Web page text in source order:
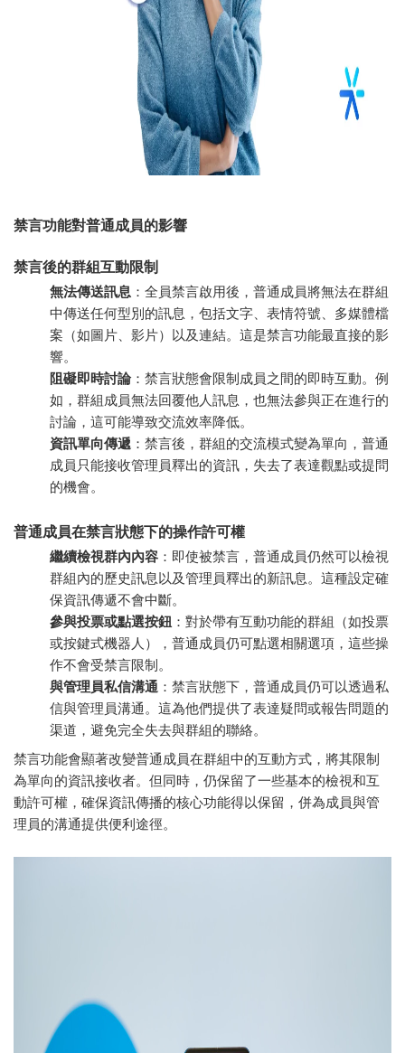
禁言功能對普通成員的影響
禁言後的群組互動限制
無法傳送訊息 ：全員禁言啟用後，普通成員將無法在群組
中傳送任何型別的訊息，包括文字、表情符號、多媒體檔
案（如圖片、影片）以及連結。這是禁言功能最直接的影
響。
阻礙即時討論：禁言狀態會限制成員之間的即時互動。例
如，群組成員無法回覆他人訊息，也無法參與正在進行的
討論，這可能導致交流效率降低。
資訊單向傳遞 ：禁言後，群組的交流模式變為單向，普通
成員只能接收管理員釋出的資訊，失去了表達觀點或提問
的機會。
普通成員在禁言狀態下的操作許可權
繼續檢視群內內容 ：即使被禁言，普通成員仍然可以檢視
群組內的歷史訊息以及管理員釋出的新訊息。這種設定確
保資訊傳遞不會中斷。
參與投票或點選按鈕 ：對於帶有互動功能的群組（如投票
或按鍵式機器人），普通成員仍可點選相關選項，這些操
作不會受禁言限制。
與管理員私信溝通 ：禁言狀態下，普通成員仍可以透過私
信與管理員溝通。這為他們提供了表達疑問或報告問題的
渠道，避免完全失去與群組的聯絡。
禁言功能會顯著改變普通成員在群組中的互動方式，將其限制
為單向的資訊接收者。但同時，仍保留了一些基本的檢視和互
動許可權，確保資訊傳播的核心功能得以保留，併為成員與管
理員的溝通提供便利途徑。